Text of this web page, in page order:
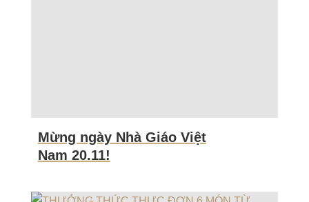
Mừng ngày Nhà Giáo Việt
Nam 20.11!